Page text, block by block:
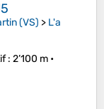
(VS) > L'a
: 2’100 m •